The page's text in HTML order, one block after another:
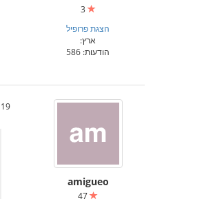
הצגת פרופיל
ארץ:
הודעות: 586
amigueo
19 באפריל 2026, 16:55:35